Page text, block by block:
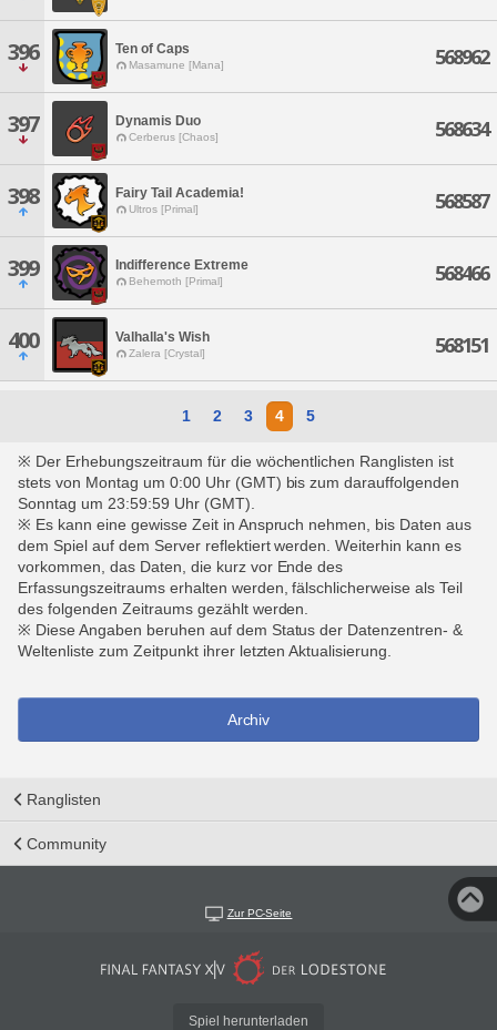
396 Ten of Caps
Masamune [Mana] 568962
397 Dynamis Duo
Cerberus [Chaos] 568634
398 Fairy Tail Academia!
Ultros [Primal] 568587
399 Indifference Extreme
Behemoth [Primal] 568466
400 Valhalla's Wish
Zalera [Crystal] 568151
1 2 3 4 5
※ Der Erhebungszeitraum für die wöchentlichen Ranglisten ist
stets von Montag um 0:00 Uhr (GMT) bis zum darauffolgenden
Sonntag um 23:59:59 Uhr (GMT).
※ Es kann eine gewisse Zeit in Anspruch nehmen, bis Daten aus
dem Spiel auf dem Server reflektiert werden. Weiterhin kann es
vorkommen, das Daten, die kurz vor Ende des
Erfassungszeitraums erhalten werden, fälschlicherweise als Teil
des folgenden Zeitraums gezählt werden.
※ Diese Angaben beruhen auf dem Status der Datenzentren- &
Weltenliste zum Zeitpunkt ihrer letzten Aktualisierung.
Archiv
Ranglisten
Community
Zur PC-Seite
Spiel herunterladen